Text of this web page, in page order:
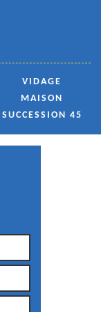
VIDAGE
MAISON
SUCCESSION 45